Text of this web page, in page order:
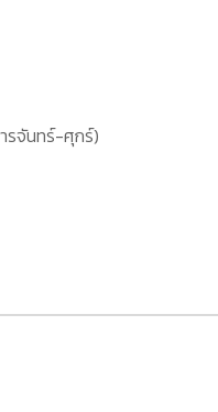
รจันทร์-ศุกร์)